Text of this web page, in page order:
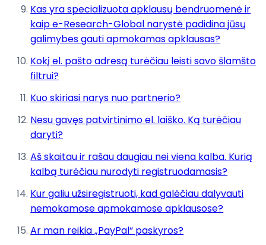
Kas yra specializuota apklausų bendruomenė ir
kaip e-Research-Global narystė padidina jūsų
galimybes gauti apmokamas apklausas?
Kokį el. pašto adresą turėčiau leisti savo šlamšto
filtrui?
Kuo skiriasi narys nuo partnerio?
Nesu gavęs patvirtinimo el. laiško. Ką turėčiau
daryti?
Aš skaitau ir rašau daugiau nei viena kalba. Kurią
kalbą turėčiau nurodyti registruodamasis?
Kur galiu užsiregistruoti, kad galėčiau dalyvauti
nemokamose apmokamose apklausose?
Ar man reikia „PayPal“ paskyros?